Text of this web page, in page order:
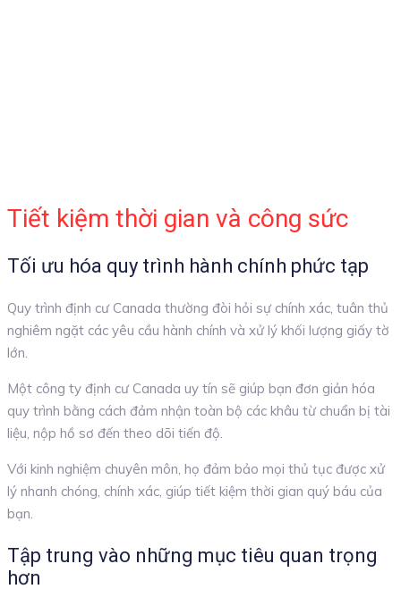
Tiết kiệm thời gian và công sức
Tối ưu hóa quy trình hành chính phức tạp
Quy trình định cư Canada thường đòi hỏi sự chính xác, tuân thủ
nghiêm ngặt các yêu cầu hành chính và xử lý khối lượng giấy tờ
lớn.
Một công ty định cư Canada uy tín sẽ giúp bạn đơn giản hóa
quy trình bằng cách đảm nhận toàn bộ các khâu từ chuẩn bị tài
liệu, nộp hồ sơ đến theo dõi tiến độ.
Với kinh nghiệm chuyên môn, họ đảm bảo mọi thủ tục được xử
lý nhanh chóng, chính xác, giúp tiết kiệm thời gian quý báu của
bạn.
Tập trung vào những mục tiêu quan trọng
hơn